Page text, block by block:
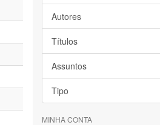
Autores
Títulos
Assuntos
Tipo
MINHA CONTA